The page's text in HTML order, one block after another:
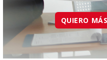
QUIERO